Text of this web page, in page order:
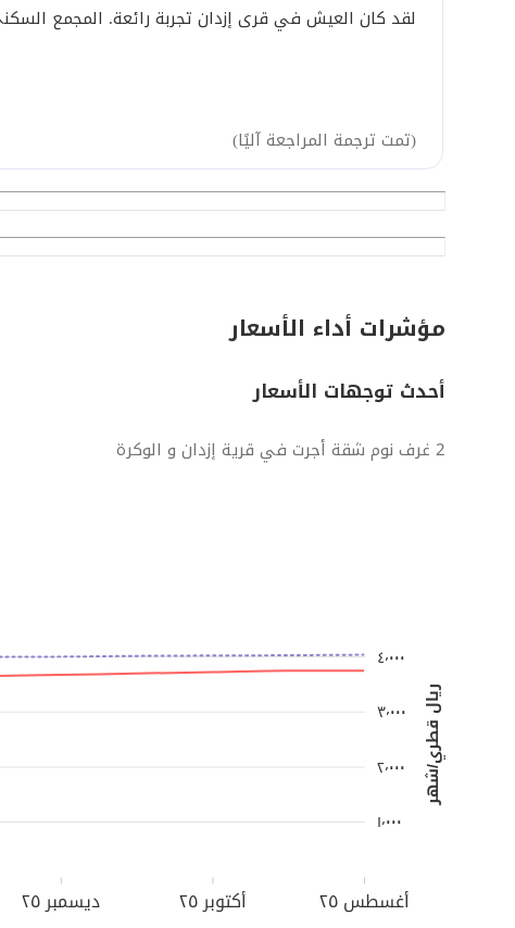
لقد كان العيش في قرى إزدان تجربة رائعة. المجمع
(تمت ترجمة المراجعة آليًا)
مؤشرات أداء الأسعار
أحدث توجهات الأسعار
2 غرف نوم شقة أجرت في قرية إزدان و الوكرة
أغسطس ٢٥ أكتوبر ٢٥ ديسمبر ٢٥
ريال قطري/شهر
١٬٠٠٠
٢٬٠٠٠
٣٬٠٠٠
٤٬٠٠٠